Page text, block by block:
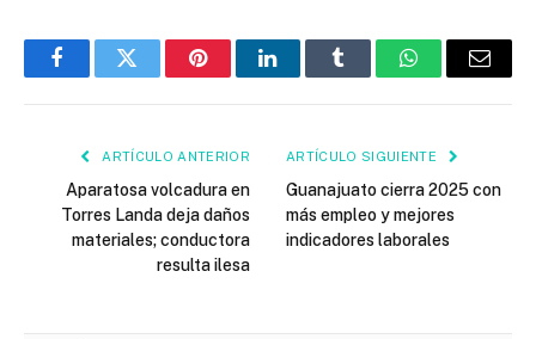
FacebookTwitter PinterestLinkedInTumblr WhatsAppEmail
ARTÍCULO ANTERIOR
Aparatosa volcadura en
Torres Landa deja daños
materiales; conductora
resulta ilesa
ARTÍCULO SIGUIENTE
Guanajuato cierra 2025 con
más empleo y mejores
indicadores laborales